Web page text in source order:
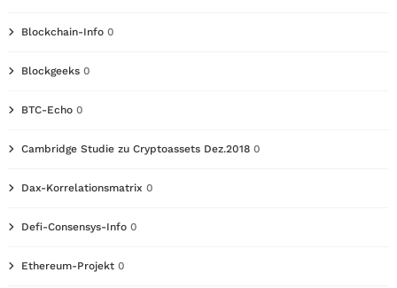
Blockchain-Info 0
Blockgeeks 0
BTC-Echo 0
Cambridge Studie zu Cryptoassets Dez.2018 0
Dax-Korrelationsmatrix 0
Defi-Consensys-Info 0
Ethereum-Projekt 0